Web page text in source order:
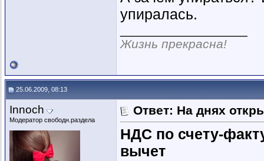
упиралась.
Жизнь прекрасна!
25.06.2009, 08:13
Innoch
Модератор свободн.раздела
Ответ: На днях
НДС по счету-
вычет